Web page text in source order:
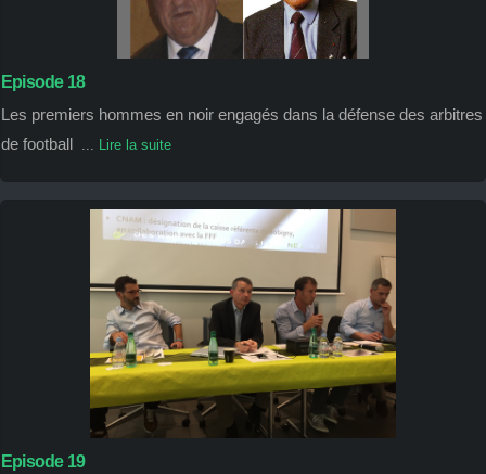
Episode 18
Les premiers hommes en noir engagés dans la défense des arbitres
de football
Lire la suite
Episode 19